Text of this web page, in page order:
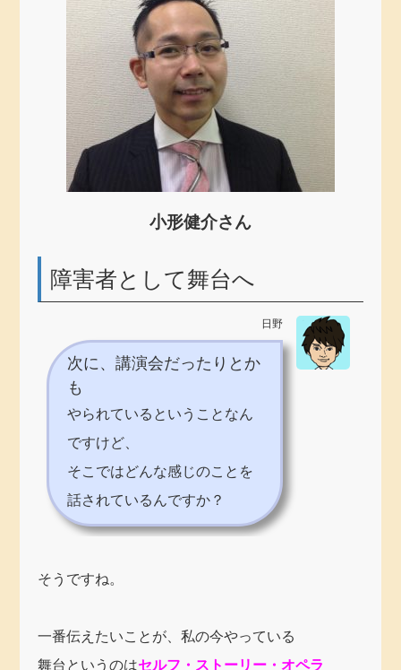
小形健介さん
障害者として舞台へ
日野
次に、講演会だったりとか
も
やられているということなん
ですけど、
そこではどんな感じのことを
話されているんですか？
そうですね。
一番伝えたいことが、私の今やっている
舞台というのはセルフ・ストーリー・オペラ